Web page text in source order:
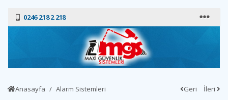
0246 218 2 218
Anasayfa Alarm Sistemleri Geri İleri